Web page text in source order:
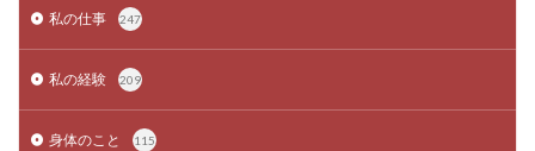
私の仕事 247
私の経験 209
身体のこと 115